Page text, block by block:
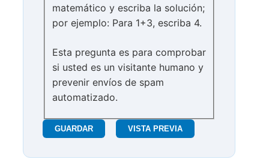
matemático y escriba la solución;
por ejemplo: Para 1+3, escriba 4.
Esta pregunta es para comprobar
si usted es un visitante humano y
prevenir envíos de spam
automatizado.